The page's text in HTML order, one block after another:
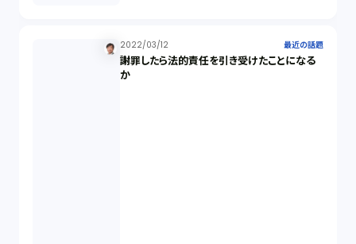
2022/03/12 最近の話題
謝罪したら法的責任を引き受けたことになる
か